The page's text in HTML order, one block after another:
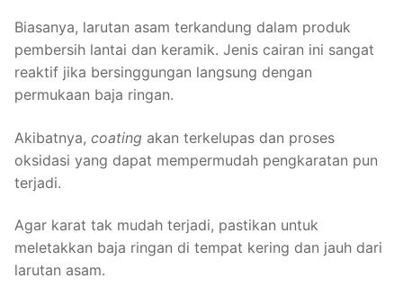
Biasanya, larutan asam terkandung dalam produk
pembersih lantai dan keramik. Jenis cairan ini sangat
reaktif jika bersinggungan langsung dengan
permukaan baja ringan.
Akibatnya, coating akan terkelupas dan proses
oksidasi yang dapat mempermudah pengkaratan pun
terjadi.
Agar karat tak mudah terjadi, pastikan untuk
meletakkan baja ringan di tempat kering dan jauh dari
larutan asam.